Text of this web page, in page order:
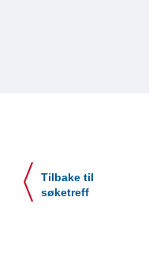
Tilbake til
søketreff